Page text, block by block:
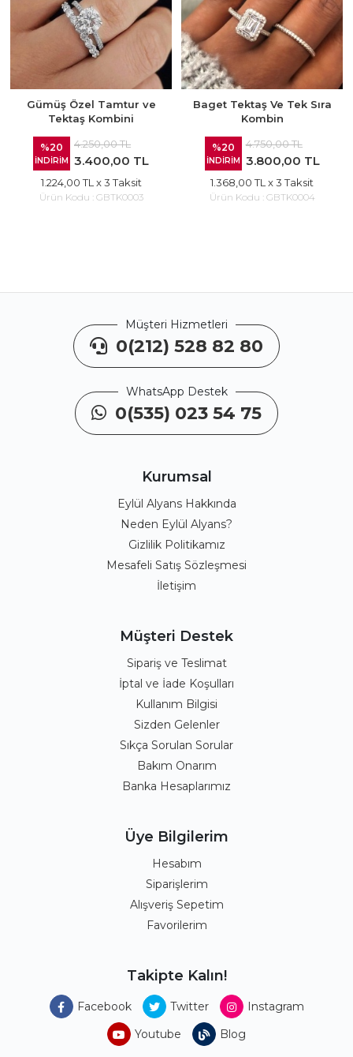
Gümüş Özel Tamtur ve
Tektaş Kombini
%20
İNDİRİM
4.250,00 TL
3.400,00 TL
1.224,00 TLx 3 Taksit
Ürün Kodu : GBTK0003
Baget Tektaş Ve Tek Sıra
Kombin
%20
İNDİRİM
4.750,00 TL
3.800,00 TL
1.368,00 TLx 3 Taksit
Ürün Kodu : GBTK0004
Müşteri Hizmetleri
0(212) 528 82 80
WhatsApp Destek
0(535) 023 54 75
Kurumsal
Eylül Alyans Hakkında
Neden Eylül Alyans?
Gizlilik Politikamız
Mesafeli Satış Sözleşmesi
İletişim
Müşteri Destek
Sipariş ve Teslimat
İptal ve İade Koşulları
Kullanım Bilgisi
Sizden Gelenler
Sıkça Sorulan Sorular
Bakım Onarım
Banka Hesaplarımız
Üye Bilgilerim
Hesabım
Siparişlerim
Alışveriş Sepetim
Favorilerim
Takipte Kalın!
Facebook Twitter
Instagram
Youtube
Blog